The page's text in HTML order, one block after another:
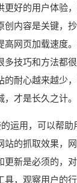
更好的用户体验
内容是关键，
高网页加载速度
多技巧和方法都
的耐心越来越少
才是长久之计。
运用，可以帮助
站的抓取效果，
更新是必须的，
具，观察用户的